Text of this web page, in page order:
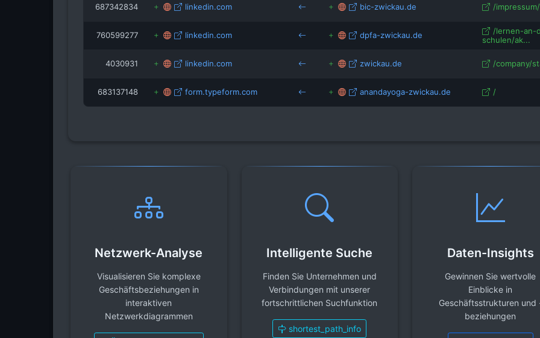
687342834 linkedin.com bic-zwickau.de /impressum/
760599277 linkedin.com dpfa-zwickau.de
/lernen-an-
schulen/ak...
4030931 linkedin.com zwickau.de /company/
683137148 form.typeform.com anandayoga-zwickau.de /
Netzwerk-Analyse
Visualisieren Sie komplexe
Geschäftsbeziehungen in
interaktiven
Netzwerkdiagrammen
Intelligente Suche
Finden Sie Unternehmen und
Verbindungen mit unserer
fortschrittlichen Suchfunktion
shortest_path_info
Daten-Insights
Gewinnen Sie wertvolle
Einblicke in
Geschäftsstrukturen und
beziehungen